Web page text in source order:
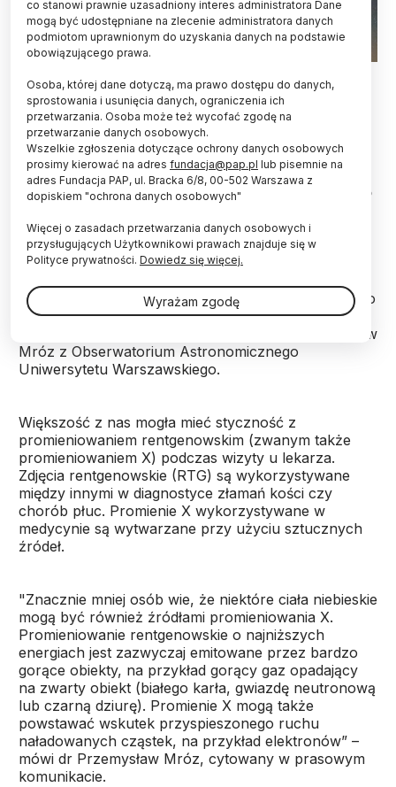
obserwacyjna projektu OGLE oraz Wielki i Mały Obłok
Magellana. Autor: Krzysztof Ulaczyk.
Nową klasę kosmicznych źródeł promieniowania
rentgenowskiego odkrył międzynarodowy zespół,
kierowany przez naukowców z Obserwatorium
Astronomicznego UW. Grupę 29 obiektów odkryto
ramach przeglądu nieba OGLE, prowadzonego
przez UW.
Odkrycie opisano na łamach czasopisma naukowego
Astrophysical Journal Letters. O wynikach
poinformował główny autor publikacji dr Przemysław
Mróz z Obserwatorium Astronomicznego
Uniwersytetu Warszawskiego.
Większość z nas mogła mieć styczność z
promieniowaniem rentgenowskim (zwanym także
promieniowaniem X) podczas wizyty u lekarza.
Zdjęcia rentgenowskie (RTG) są wykorzystywane
między innymi w diagnostyce złamań kości czy
chorób płuc. Promienie X wykorzystywane w
medycynie są wytwarzane przy użyciu sztucznych
źródeł.
"Znacznie mniej osób wie, że niektóre ciała niebieskie
mogą być również źródłami promieniowania X.
Promieniowanie rentgenowskie o najniższych
energiach jest zazwyczaj emitowane przez bardzo
gorące obiekty, na przykład gorący gaz opadający
na zwarty obiekt (białego karła, gwiazdę neutronową
lub czarną dziurę). Promienie X mogą także
powstawać wskutek przyspieszonego ruchu
naładowanych cząstek, na przykład elektronów” –
mówi dr Przemysław Mróz, cytowany w prasowym
komunikacie.
co stanowi prawnie uzasadniony interes administratora Dane
mogą być udostępniane na zlecenie administratora danych
podmiotom uprawnionym do uzyskania danych na podstawie
obowiązującego prawa.
Osoba, której dane dotyczą, ma prawo dostępu do danych,
sprostowania i usunięcia danych, ograniczenia ich
przetwarzania. Osoba może też wycofać zgodę na
przetwarzanie danych osobowych.
Wszelkie zgłoszenia dotyczące ochrony danych osobowych
prosimy kierować na adres fundacja@pap.pl lub pisemnie na
adres Fundacja PAP, ul. Bracka 6/8, 00-502 Warszawa z
dopiskiem "ochrona danych osobowych"
Więcej o zasadach przetwarzania danych osobowych i
przysługujących Użytkownikowi prawach znajduje się w
Polityce prywatności. Dowiedz się więcej.
Wyrażam zgodę